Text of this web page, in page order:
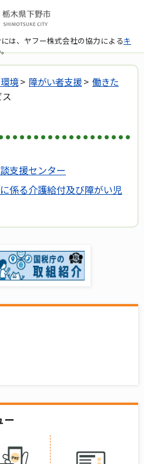
は、ヤフー株式会社の協力によるキ
境> 障がい者支援> 働きた
支援センター
係る介護給付及び障がい児
ー